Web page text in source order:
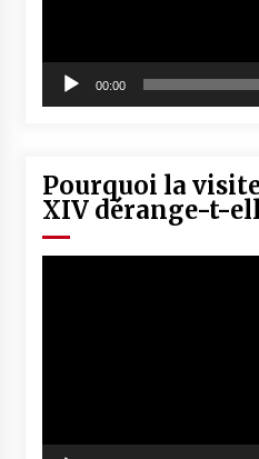
00:00
Pourquoi la
XIV dérange-t-